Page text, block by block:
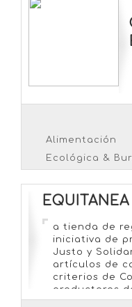
Alimentación
Ecológica &
EQUITANEA
a tienda de
iniciativa de
Justo y
artículos de
criterios de
productores
colectivos